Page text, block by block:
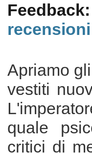
Apriamo
vestiti
quale
critici di